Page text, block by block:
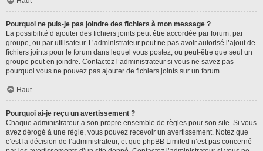
Pourquoi ne puis-je pas joindre des fichiers à mon message ?
La possibilité d’ajouter des fichiers joints peut être accordée par forum, par
groupe, ou par utilisateur. L’administrateur peut ne pas avoir autorisé l’ajout de
fichiers joints pour le forum dans lequel vous postez, ou peut-être que seul un
groupe peut en joindre. Contactez l’administrateur si vous ne savez pas
pourquoi vous ne pouvez pas ajouter de fichiers joints sur un forum.
Haut
Pourquoi ai-je reçu un avertissement ?
Chaque administrateur a son propre ensemble de règles pour son site. Si vous
avez dérogé à une règle, vous pouvez recevoir un avertissement. Notez que
c’est la décision de l’administrateur, et que phpBB Limited n’est pas concerné